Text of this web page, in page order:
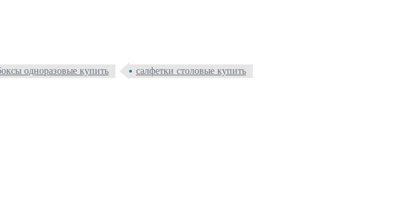
одноразовые купить
салфетки столовые купить